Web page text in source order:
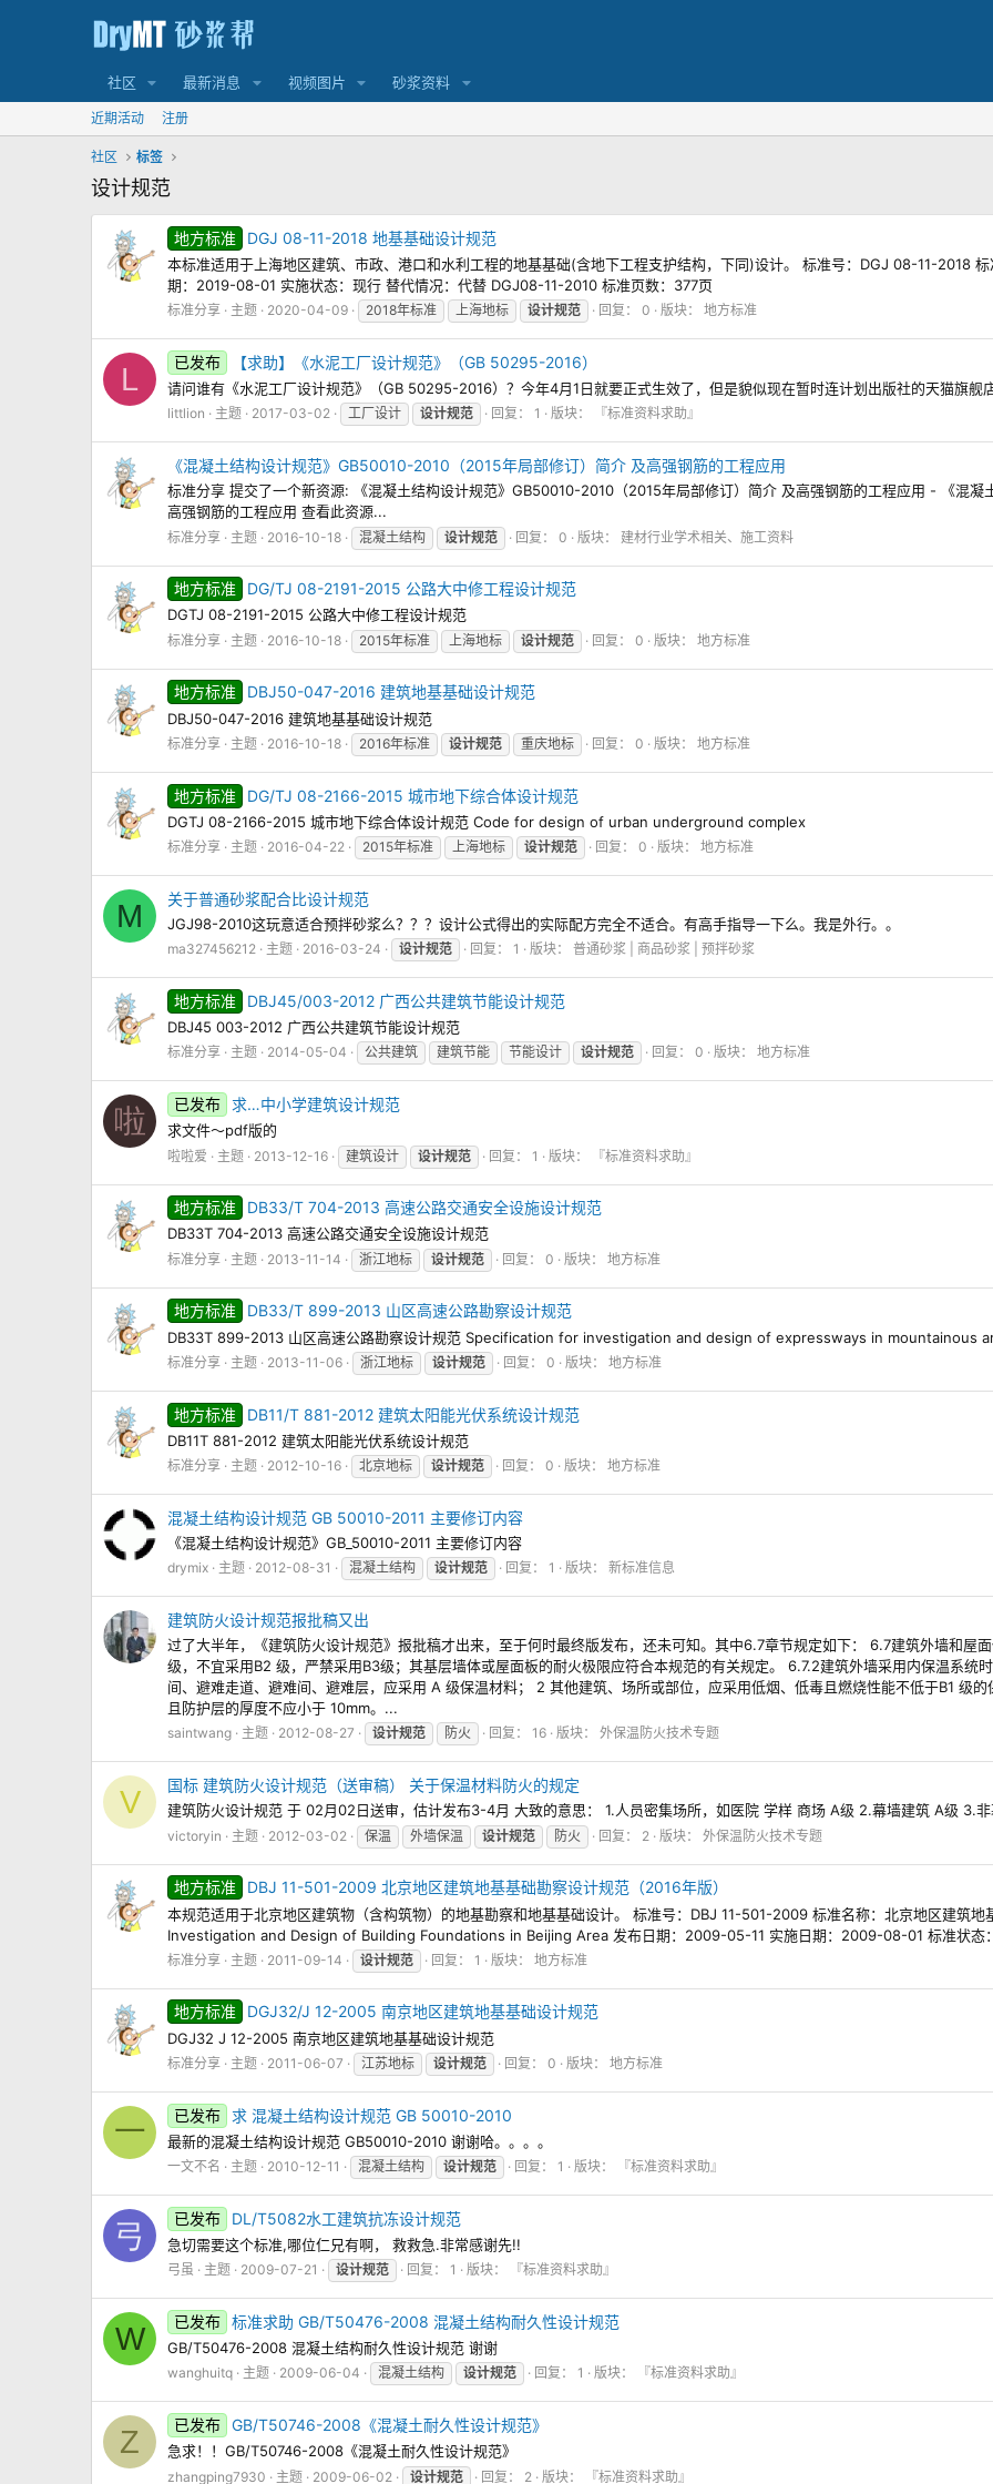
社区 最新消息 视频图片 砂浆资料
近期活动 注册
社区 标签
设计规范
地方标准 DGJ 08-11-2018 地基基础设计规范
本标准适用于上海地区建筑、市政、港口和水利工程的地基基础(含地下工程支护结构，下同)设计。 标准号：DGJ 08-11-2018
期：2019-08-01 实施状态：现行 替代情况：代替 DGJ08-11-2010 标准页数：377页
标准分享 主题 2020-04-09 2018年标准 上海地标 设计规范 回复： 0 版块： 地方标准
L 已发布 【求助】《水泥工厂设计规范》（GB 50295-2016）
请问谁有《水泥工厂设计规范》（GB 50295-2016）？今年4月1日就要正式生效了，但是貌似现在暂时连计划出版社的天猫旗舰
littlion 主题 2017-03-02 工厂设计 设计规范 回复： 1 版块： 『标准资料求助』
《混凝土结构设计规范》GB50010-2010（2015年局部修订）简介 及高强钢筋的工程应用
标准分享 提交了一个新资源: 《混凝土结构设计规范》GB50010-2010（2015年局部修订）简介 及高强钢筋的工程应用 - 《混
高强钢筋的工程应用 查看此资源...
标准分享 主题 2016-10-18 混凝土结构 设计规范 回复： 0 版块： 建材行业学术相关、施工资料
地方标准 DG/TJ 08-2191-2015 公路大中修工程设计规范
DGTJ 08-2191-2015 公路大中修工程设计规范
标准分享 主题 2016-10-18 2015年标准 上海地标 设计规范 回复： 0 版块： 地方标准
地方标准 DBJ50-047-2016 建筑地基基础设计规范
DBJ50-047-2016 建筑地基基础设计规范
标准分享 主题 2016-10-18 2016年标准 设计规范 重庆地标 回复： 0 版块： 地方标准
地方标准 DG/TJ 08-2166-2015 城市地下综合体设计规范
DGTJ 08-2166-2015 城市地下综合体设计规范 Code for design of urban underground complex
标准分享 主题 2016-04-22 2015年标准 上海地标 设计规范 回复： 0 版块： 地方标准
M 关于普通砂浆配合比设计规范
JGJ98-2010这玩意适合预拌砂浆么？？？设计公式得出的实际配方完全不适合。有高手指导一下么。我是外行。。
ma327456212 主题 2016-03-24 设计规范 回复： 1 版块： 普通砂浆 | 商品砂浆 | 预拌砂浆
地方标准 DBJ45/003-2012 广西公共建筑节能设计规范
DBJ45 003-2012 广西公共建筑节能设计规范
标准分享 主题 2014-05-04 公共建筑 建筑节能 节能设计 设计规范 回复： 0 版块： 地方标准
啦 已发布 求…中小学建筑设计规范
求文件～pdf版的
啦啦爱 主题 2013-12-16 建筑设计 设计规范 回复： 1 版块： 『标准资料求助』
地方标准 DB33/T 704-2013 高速公路交通安全设施设计规范
DB33T 704-2013 高速公路交通安全设施设计规范
标准分享 主题 2013-11-14 浙江地标 设计规范 回复： 0 版块： 地方标准
地方标准 DB33/T 899-2013 山区高速公路勘察设计规范
DB33T 899-2013 山区高速公路勘察设计规范 Specification for investigation and design of expressways in mountainous
标准分享 主题 2013-11-06 浙江地标 设计规范 回复： 0 版块： 地方标准
地方标准 DB11/T 881-2012 建筑太阳能光伏系统设计规范
DB11T 881-2012 建筑太阳能光伏系统设计规范
标准分享 主题 2012-10-16 北京地标 设计规范 回复： 0 版块： 地方标准
混凝土结构设计规范 GB 50010-2011 主要修订内容
《混凝土结构设计规范》GB_50010-2011 主要修订内容
drymix 主题 2012-08-31 混凝土结构 设计规范 回复： 1 版块： 新标准信息
建筑防火设计规范报批稿又出
过了大半年，《建筑防火设计规范》报批稿才出来，至于何时最终版发布，还未可知。其中6.7章节规定如下： 6.7建筑外墙和屋
级，不宜采用B2 级，严禁采用B3级；其基层墙体或屋面板的耐火极限应符合本规范的有关规定。 6.7.2建筑外墙采用内保温系统
间、避难走道、避难间、避难层，应采用 A 级保温材料； 2 其他建筑、场所或部位，应采用低烟、低毒且燃烧性能不低于B1 级
且防护层的厚度不应小于 10mm。...
saintwang 主题 2012-08-27 设计规范 防火 回复： 16 版块： 外保温防火技术专题
V 国标 建筑防火设计规范（送审稿） 关于保温材料防火的规定
建筑防火设计规范 于 02月02日送审，估计发布3-4月 大致的意思： 1.人员密集场所，如医院 学样 商场 A级 2.幕墙建筑 A级 3.
victoryin 主题 2012-03-02 保温 外墙保温 设计规范 防火 回复： 2 版块： 外保温防火技术专题
地方标准 DBJ 11-501-2009 北京地区建筑地基基础勘察设计规范（2016年版）
本规范适用于北京地区建筑物（含构筑物）的地基勘察和地基基础设计。 标准号：DBJ 11-501-2009 标准名称：北京地区建筑
Investigation and Design of Building Foundations in Beijing Area 发布日期：2009-05-11 实施日期：2009-08-01 标准状态
标准分享 主题 2011-09-14 设计规范 回复： 1 版块： 地方标准
地方标准 DGJ32/J 12-2005 南京地区建筑地基基础设计规范
DGJ32 J 12-2005 南京地区建筑地基基础设计规范
标准分享 主题 2011-06-07 江苏地标 设计规范 回复： 0 版块： 地方标准
一 已发布 求 混凝土结构设计规范 GB 50010-2010
最新的混凝土结构设计规范 GB50010-2010 谢谢哈。。。。
一文不名 主题 2010-12-11 混凝土结构 设计规范 回复： 1 版块： 『标准资料求助』
弓 已发布 DL/T5082水工建筑抗冻设计规范
急切需要这个标准,哪位仁兄有啊， 救救急.非常感谢先!!
弓虽 主题 2009-07-21 设计规范 回复： 1 版块： 『标准资料求助』
W 已发布 标准求助 GB/T50476-2008 混凝土结构耐久性设计规范
GB/T50476-2008 混凝土结构耐久性设计规范 谢谢
wanghuitq 主题 2009-06-04 混凝土结构 设计规范 回复： 1 版块： 『标准资料求助』
Z 已发布 GB/T50746-2008《混凝土耐久性设计规范》
急求！！GB/T50746-2008《混凝土耐久性设计规范》
zhangping7930 主题 2009-06-02 设计规范 回复： 2 版块： 『标准资料求助』